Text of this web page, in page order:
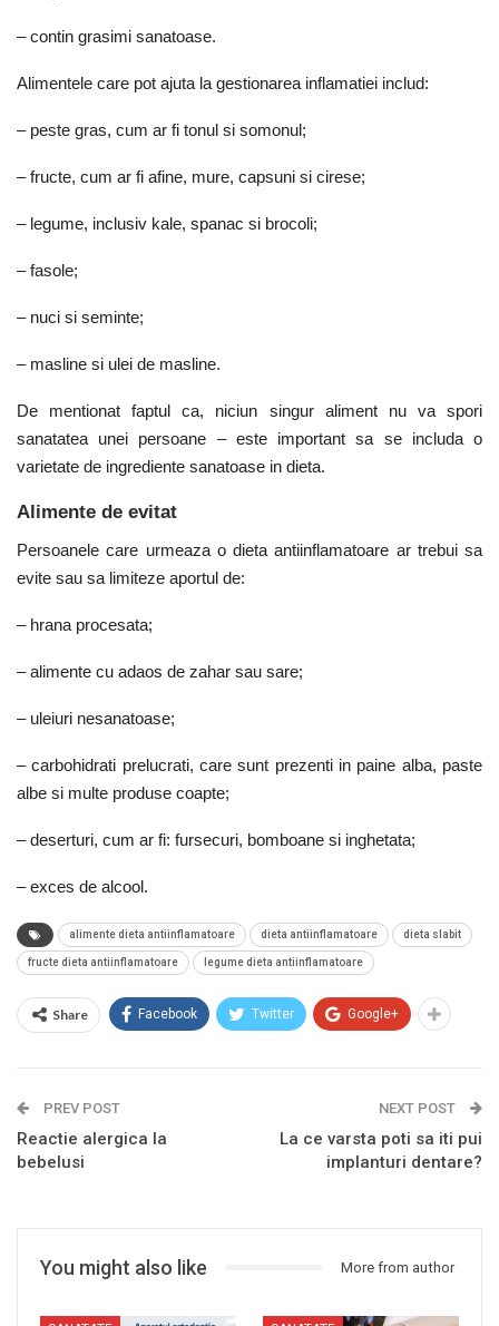
– contin grasimi sanatoase.
Alimentele care pot ajuta la gestionarea inflamatiei includ:
– peste gras, cum ar fi tonul si somonul;
– fructe, cum ar fi afine, mure, capsuni si cirese;
– legume, inclusiv kale, spanac si brocoli;
– fasole;
– nuci si seminte;
– masline si ulei de masline.
De mentionat faptul ca, niciun singur aliment nu va spori
sanatatea unei persoane – este important sa se includa o
varietate de ingrediente sanatoase in dieta.
Alimente de evitat
Persoanele care urmeaza o dieta antiinflamatoare ar trebui sa
evite sau sa limiteze aportul de:
– hrana procesata;
– alimente cu adaos de zahar sau sare;
– uleiuri nesanatoase;
– carbohidrati prelucrati, care sunt prezenti in paine alba, paste
albe si multe produse coapte;
– deserturi, cum ar fi: fursecuri, bomboane si inghetata;
– exces de alcool.
alimente dieta antiinflamatoare dieta antiinflamatoare dieta slabit
fructe dieta antiinflamatoare legume dieta antiinflamatoare
Share Facebook Twitter Google+
PREV POST
Reactie alergica la
bebelusi
NEXT POST
La ce varsta poti sa iti pui
implanturi dentare?
You might also like More from author